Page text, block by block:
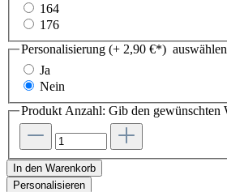
164
176
Personalisierung (+ 2,90 €*) auswählen
Ja
Nein
Produkt Anzahl: Gib den gewünschten
In den Warenkorb
Personalisieren